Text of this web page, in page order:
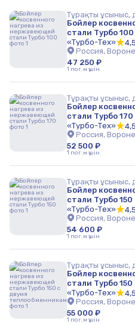
Тұрақты ұсыныс,
Бойлер
стали Турбо 100
«Турбо-Тех»
4,5
Россия,
47 250 ₽
1 пог.м үшін
Тұрақты ұсыныс,
Бойлер
стали Турбо 170
«Турбо-Тех»
4,5
Россия,
52 500 ₽
1 пог.м үшін
Тұрақты ұсыныс,
Бойлер
стали Турбо 150
«Турбо-Тех»
4,5
Россия,
54 600 ₽
1 пог.м үшін
Тұрақты ұсыныс,
Бойлер
стали Турбо
«Турбо-Тех»
4,5
Россия,
55 000 ₽
1 пог.м үшін